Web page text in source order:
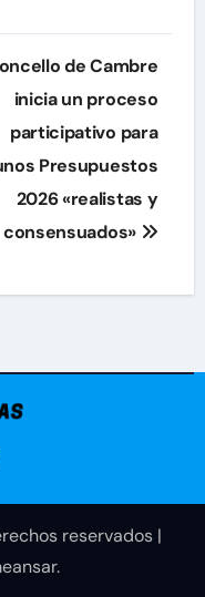
de Cambre
inicia un proceso
participativo para
Presupuestos
2026 «realistas y
consensuados»
reservados |
.